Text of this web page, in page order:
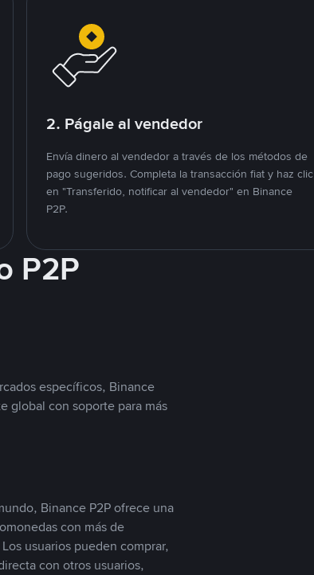
2. Págale al vendedor
Envía dinero al vendedor a través de los métodos de
pago sugeridos. Completa la transacción fiat y haz clic
en "Transferido, notificar al vendedor" en Binance
P2P.
P2P
específicos, Binance
global con soporte para más
Binance P2P ofrece una
con más de
usuarios pueden comprar,
con otros usuarios,